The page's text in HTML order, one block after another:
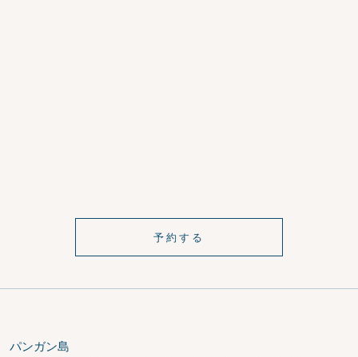
予約する
パンガン島